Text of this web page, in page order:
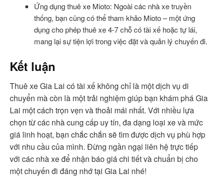
Ứng dụng thuê xe Mioto: Ngoài các nhà xe truyền
thống, bạn cũng có thể tham khảo Mioto – một ứng
dụng cho phép thuê xe 4-7 chỗ có tài xế hoặc tự lái,
mang lại sự tiện lợi trong việc đặt và quản lý chuyến đi.
Kết luận
Thuê xe Gia Lai có tài xế không chỉ là một dịch vụ di
chuyển mà còn là một trải nghiệm giúp bạn khám phá Gia
Lai một cách trọn vẹn và thoải mái nhất. Với nhiều lựa
chọn từ các nhà cung cấp uy tín, đa dạng loại xe và mức
giá linh hoạt, bạn chắc chắn sẽ tìm được dịch vụ phù hợp
với nhu cầu của mình. Đừng ngần ngại liên hệ trực tiếp
với các nhà xe để nhận báo giá chi tiết và chuẩn bị cho
một chuyến đi đáng nhớ tại Gia Lai nhé!